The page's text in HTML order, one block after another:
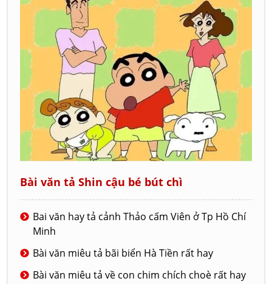
Bài văn tả Shin cậu bé bút chì
Bai văn hay tả cảnh Thảo cấm Viên ở Tp Hồ Chí
Minh
Bài văn miêu tả bãi biển Hà Tiền rất hay
Bài văn miêu tả về con chim chích choè rất hay